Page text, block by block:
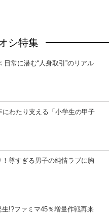
シ特集
日常に潜む“人身取引”のリアル
にわたり支える「小学生の甲子
尊すぎる男子の純情ラブに胸
!?ファミマ45％増量作戦再来